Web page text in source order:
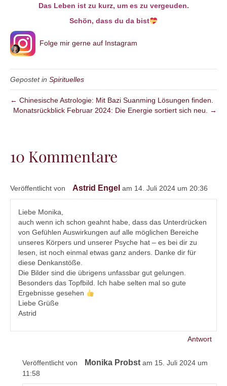
Das Leben ist zu kurz, um es zu vergeuden.
Schön, dass du da bist
Folge mir gerne auf Instagram
Gepostet in Spirituelles
← Chinesische Astrologie: Mit Bazi Suanming Lösungen finden.
Monatsrückblick Februar 2024: Die Energie sortiert sich neu. →
10 Kommentare
Veröffentlicht von Astrid Engel am 14. Juli 2024 um 20:36
Liebe Monika,
auch wenn ich schon geahnt habe, dass das Unterdrücken
von Gefühlen Auswirkungen auf alle möglichen Bereiche
unseres Körpers und unserer Psyche hat – es bei dir zu
lesen, ist noch einmal etwas ganz anders. Danke dir für
diese Denkanstöße.
Die Bilder sind die übrigens unfassbar gut gelungen.
Besonders das Topfbild. Ich habe selten mal so gute
Ergebnisse gesehen
Liebe Grüße
Astrid
Antwort
Veröffentlicht von Monika Probst am 15. Juli 2024 um
11:58